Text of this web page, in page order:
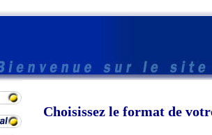
Choisissez le format de